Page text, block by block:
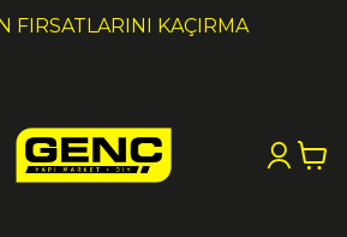
FIRSATLARINI KAÇIRMA
1 2